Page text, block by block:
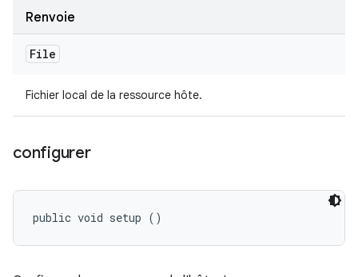
Renvoie
File
Fichier local de la ressource hôte.
configurer
public void setup ()